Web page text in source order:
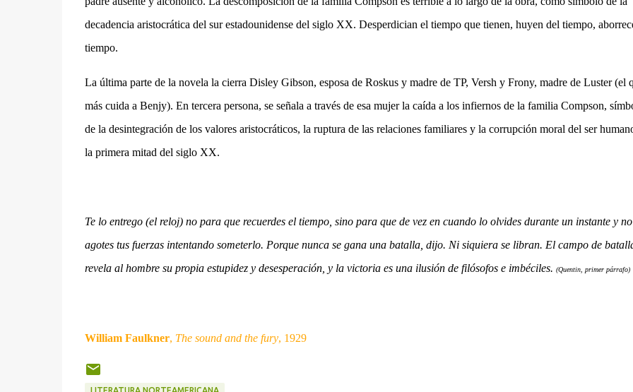
decadencia aristocrática del surestadounidensedel siglo XX. Desperdician el tiempo que tienen, huyen del tiempo,
tiempo.
La última parte de la novela la cierra Disley Gibson, esposa de Roskus y madre de TP, Versh y Frony, madre de Luster (el
más cuida a Benjy). En tercera persona, se señala a través de esa mujer la caída a los infiernos de la familia Compson,
de la desintegración de los valores aristocráticos, la ruptura de las relaciones familiares y la corrupción moral del ser
la primera mitad del siglo XX.
Te lo entrego (el reloj) no para que recuerdes el tiempo, sino para que de vez en cuando lo olvides durante un instante y no
agotes tus fuerzas intentando someterlo. Porque nunca se gana una batalla, dijo. Ni siquiera se libran. El campo de
revela al hombre su propia estupidez y desesperación, y la victoria es una ilusión de filósofos e imbéciles. (Quentin, primer párrafo)
William Faulkner, The sound and the fury, 1929